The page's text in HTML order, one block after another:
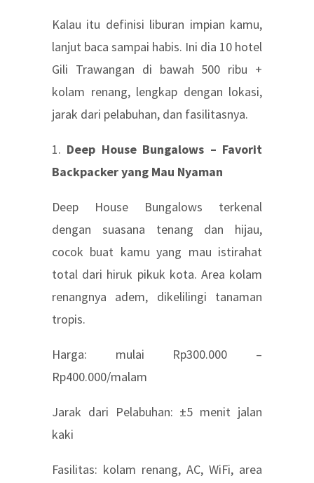
Kalau itu definisi liburan impian kamu,
lanjut baca sampai habis. Ini dia 10 hotel
Gili Trawangan di bawah 500 ribu +
kolam renang, lengkap dengan lokasi,
jarak dari pelabuhan, dan fasilitasnya.
1. Deep House Bungalows – Favorit
Backpacker yang Mau Nyaman
Deep House Bungalows terkenal
dengan suasana tenang dan hijau,
cocok buat kamu yang mau istirahat
total dari hiruk pikuk kota. Area kolam
renangnya adem, dikelilingi tanaman
tropis.
Harga: mulai Rp300.000 –
Rp400.000/malam
Jarak dari Pelabuhan: ±5 menit jalan
kaki
Fasilitas: kolam renang, AC, WiFi, area